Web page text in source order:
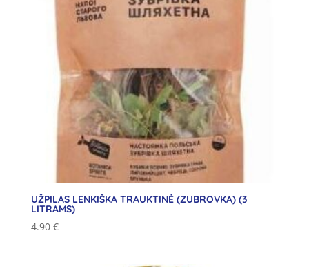
UŽPILAS LENKIŠKA TRAUKTINĖ (ZUBROVKA) (3
LITRAMS)
4.90 €